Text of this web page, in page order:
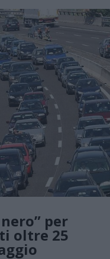
per
oltre 25